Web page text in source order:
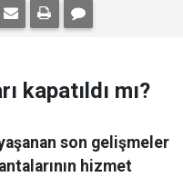
kapatıldı mı?
son gelişmeler
hizmet